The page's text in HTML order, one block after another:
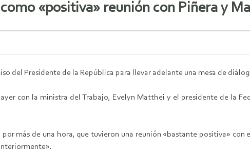
«positiva» reunión con Piñera y
del Presidente de la República para llevar adelante una mesa de
con la ministra del Trabajo, Evelyn Matthei y el presidente de la
más de una hora, que tuvieron una reunión «bastante positiva»